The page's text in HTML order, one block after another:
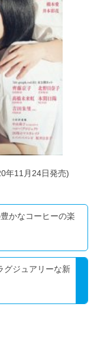
年11月24日発売)
かなコーヒーの楽
グジュアリーな新